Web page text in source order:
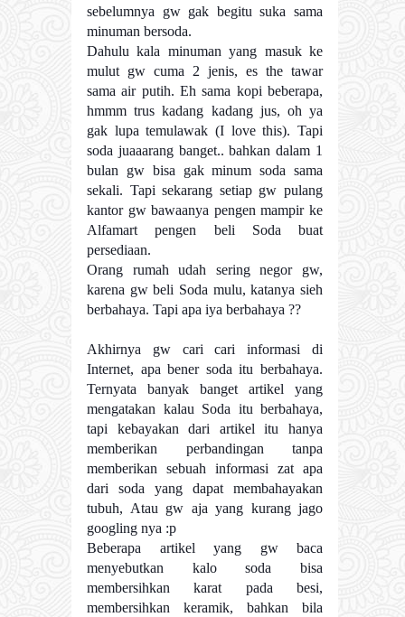
sebelumnya gw gak begitu suka sama
minuman bersoda.
Dahulu kala minuman yang masuk ke
mulut gw cuma 2 jenis, es the tawar
sama air putih. Eh sama kopi beberapa,
hmmm trus kadang kadang jus, oh ya
gak lupa temulawak (I love this). Tapi
soda juaaarang banget.. bahkan dalam 1
bulan gw bisa gak minum soda sama
sekali. Tapi sekarang setiap gw pulang
kantor gw bawaanya pengen mampir ke
Alfamart pengen beli Soda buat
persediaan.
Orang rumah udah sering negor gw,
karena gw beli Soda mulu, katanya sieh
berbahaya. Tapi apa iya berbahaya ??
Akhirnya gw cari cari informasi di
Internet, apa bener soda itu berbahaya.
Ternyata banyak banget artikel yang
mengatakan kalau Soda itu berbahaya,
tapi kebayakan dari artikel itu hanya
memberikan perbandingan tanpa
memberikan sebuah informasi zat apa
dari soda yang dapat membahayakan
tubuh, Atau gw aja yang kurang jago
googling nya :p
Beberapa artikel yang gw baca
menyebutkan kalo soda bisa
membersihkan karat pada besi,
membersihkan keramik, bahkan bila